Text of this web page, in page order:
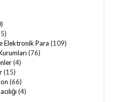
Elektronik Para (109)
(76)
(4)
(15)
(66)
(4)